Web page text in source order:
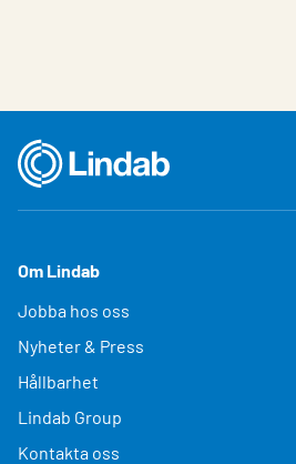
Om Lindab
Jobba hos oss
Nyheter & Press
Hållbarhet
Lindab Group
Kontakta oss